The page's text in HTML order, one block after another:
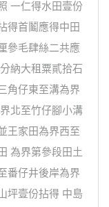
一仁得水田壹份
得首鬮應得中田
參毛肆絲二共應
納大租粟貳拾石
角仔東至溝為界
北至竹仔腳小溝
王家田為界西至
為界第參段田土
番仔井後岸為界
坪壹份拈得 中島